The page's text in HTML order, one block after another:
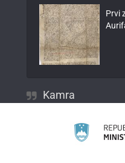
Prvi
Kamra